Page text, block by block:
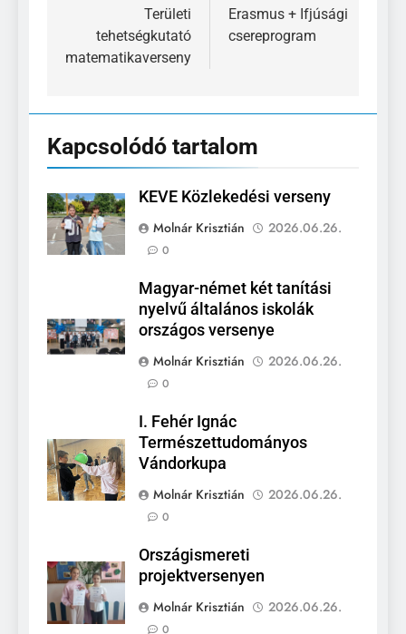
navigációTerületi
tehetségkutató
matematikaverseny
Erasmus + Ifjúsági
csereprogram
Kapcsolódó tartalom
KEVE Közlekedési verseny
Molnár Krisztián
2026.06.26.
0
Magyar-német két tanítási
nyelvű általános iskolák
országos versenye
Molnár Krisztián
2026.06.26.
0
I. Fehér Ignác
Természettudományos
Vándorkupa
Molnár Krisztián
2026.06.26.
0
Országismereti
projektversenyen
Molnár Krisztián
2026.06.26.
0